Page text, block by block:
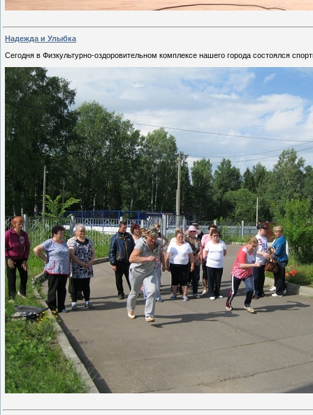
Надежда и Улыбка
Сегодня в Физкультурно-оздоровительном комплексе нашего города состоялся